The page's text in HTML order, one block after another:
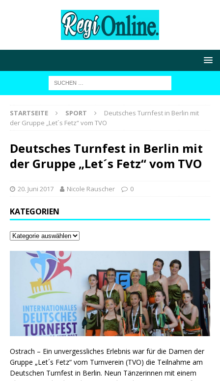
STARTSEITE SPORT
Deutsches Turnfest in Berlin mit
der Gruppe „Let´s Fetz“ vom TVO
Deutsches Turnfest in Berlin mit
der Gruppe „Let´s Fetz“ vom TVO
20. Juni 2017 Nicole Rauscher 0
KATEGORIEN
Ostrach – Ein unvergessliches Erlebnis war für die Damen der
Gruppe „Let´s Fetz“ vom Turnverein (TVO) die Teilnahme am
Deutschen Turnfest in Berlin. Neun Tänzerinnen mit einem